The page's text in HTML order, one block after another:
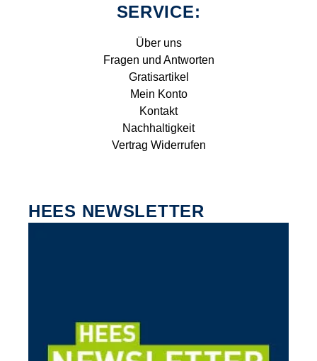
SERVICE:
Über uns
Fragen und Antworten
Gratisartikel
Mein Konto
Kontakt
Nachhaltigkeit
Vertrag Widerrufen
HEES NEWSLETTER